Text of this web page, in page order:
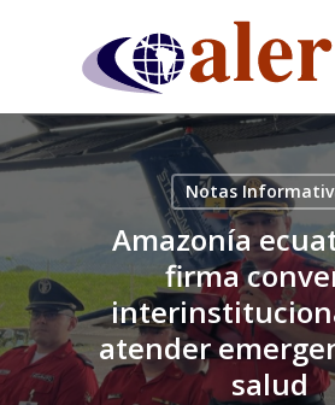
content
Notas
Amazonía
firma
atender
salud